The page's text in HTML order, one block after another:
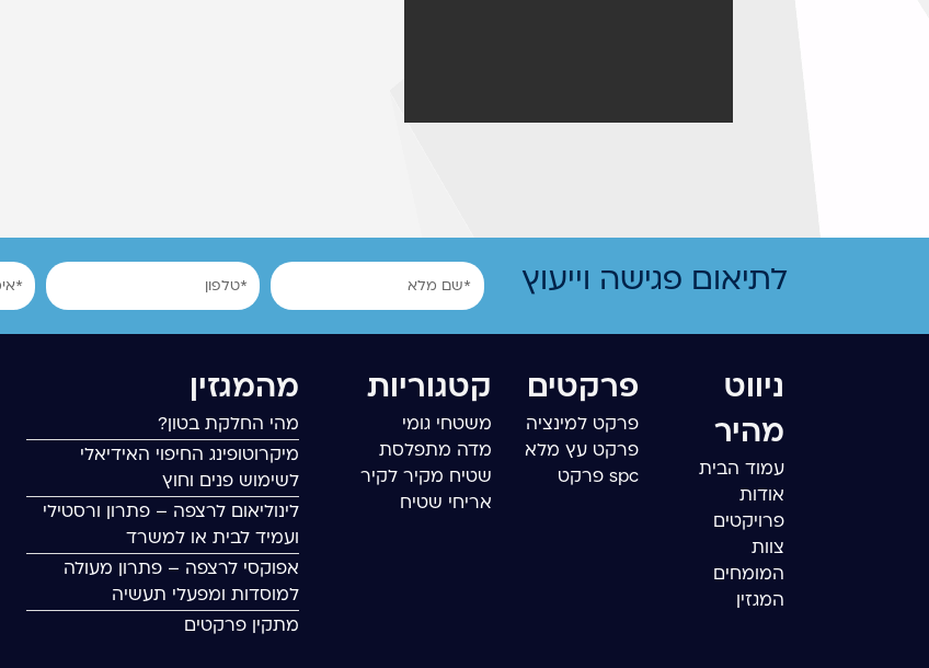
לתיאום פגישה וייעוץ שם טלפון אימייל
ניווט
מהיר
עמוד הבית
אודות
פרויקטים
צוות
המומחים
המגזין
פרקטים
פרקט למינציה
פרקט עץ מלא
spc פרקט
קטגוריות
משטחי גומי
מדה מתפלסת
שטיח מקיר לקיר
אריחי שטיח
מהמגזין
מהי החלקת בטון?
מיקרוטופינג החיפוי האידיאלי
לשימוש פנים וחוץ
לינוליאום לרצפה – פתרון ורסטילי
ועמיד לבית או למשרד
אפוקסי לרצפה – פתרון מעולה
למוסדות ומפעלי תעשיה
מתקין פרקטים